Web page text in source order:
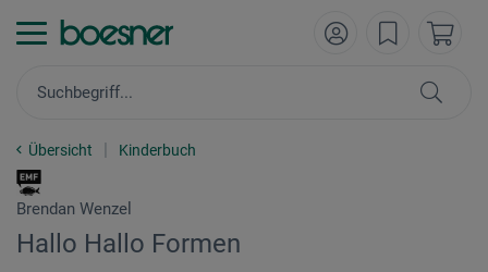
Übersicht Kinderbuch
Brendan Wenzel
Hallo Hallo Formen